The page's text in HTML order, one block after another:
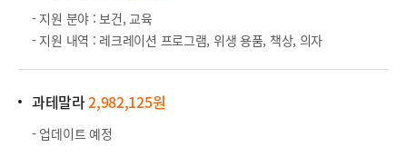
- 지원 분야 : 보건, 교육
- 지원 내역 : 레크레이션 프로그램, 위생 용품, 책상, 의자
과테말라2,982,125원
- 업데이트 예정